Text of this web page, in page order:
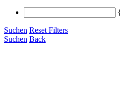
Suchen Reset Filters
Suchen Back